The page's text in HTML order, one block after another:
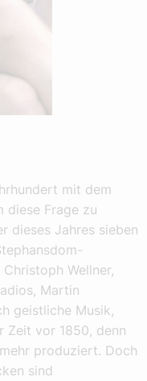
mit dem
diese Frage zu
dieses Jahres sieben
Wellner,
Martin
geistliche Musik,
Zeit vor 1850, denn
produziert. Doch
sind